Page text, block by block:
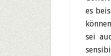
es
sei